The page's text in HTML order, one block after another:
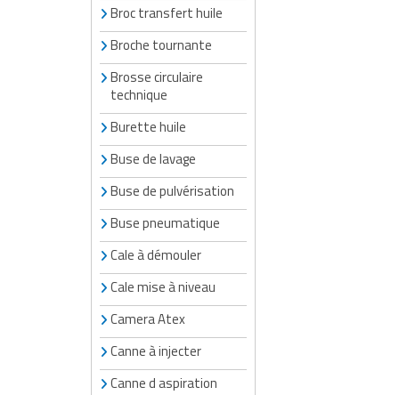
Broc transfert huile
Broche tournante
Brosse circulaire
technique
Burette huile
Buse de lavage
Buse de pulvérisation
Buse pneumatique
Cale à démouler
Cale mise à niveau
Camera Atex
Canne à injecter
Canne d aspiration